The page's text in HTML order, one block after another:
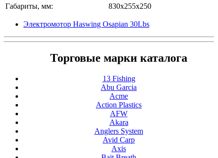
Габариты, мм:
830x255x250
Электромотор Haswing Osapian 30Lbs
Торговые марки каталога
13 Fishing
Abu Garcia
Acme
Action Plastics
AFW
Akara
Anglers System
Avid Carp
Axis